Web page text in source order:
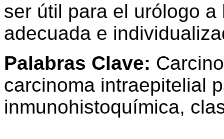
ser útil para el urólogo
adecuada e
Palabras Clave:
carcinoma intraepitelial
inmunohistoquímica,